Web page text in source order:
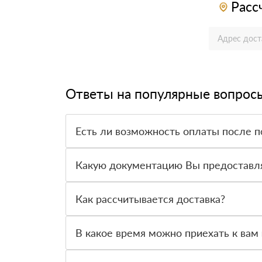
Ответы на популярные
Есть ли возможность оплаты после
вправе от него отказаться.
Какую документацию Вы
Как рассчитывается доставка?
стоимости и сроков доставки, которые
В какое время можно приехать к вам